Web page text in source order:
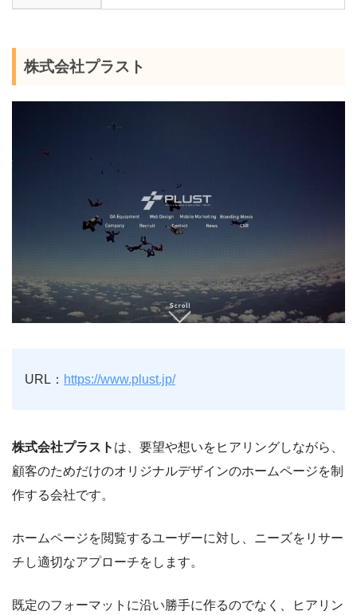
株式会社プラスト
URL： https://www.plust.jp/
株式会社プラスト は、要望や想いをヒアリングしながら、
顧客のためだけのオリジナルデザインのホームページを制
作する会社です。
ホームページを閲覧するユーザーに対し、ニーズをリサー
チし適切なアプローチをします。
既定のフォーマットに沿い勝手に作るのでなく、ヒアリン